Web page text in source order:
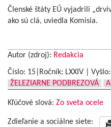
Členské štáty EÚ vyjadrili
ako sú clá, uviedla Komisia.
Autor (zdroj): Redakcia
Číslo: 15|Ročník: LXXIV | Vyšlo:
ŽELEZIARNE PODBREZOVÁ
Kľúčové slová: Zo sveta ocele
Zdieľanie a sociálne siete: